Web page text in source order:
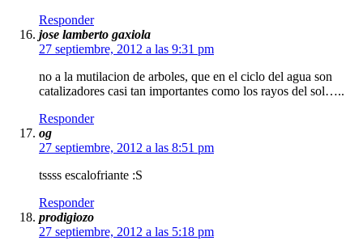
Responder
jose lamberto gaxiola
27 septiembre, 2012 a las 9:31 pm
no a la mutilacion de arboles, que en el ciclo del agua son
catalizadores casi tan importantes como los rayos del sol…..
Responder
og
27 septiembre, 2012 a las 8:51 pm
tssss escalofriante :S
Responder
prodigiozo
27 septiembre, 2012 a las 5:18 pm